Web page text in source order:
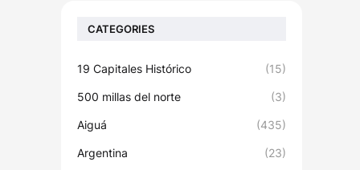
CATEGORIES
19 Capitales Histórico (15)
500 millas del norte (3)
Aiguá (435)
Argentina (23)